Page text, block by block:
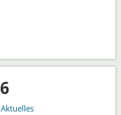
Aktuelles